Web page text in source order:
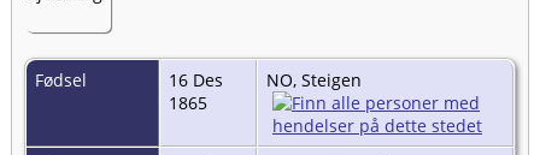
Fødsel
16 Des
1865
NO, Steigen